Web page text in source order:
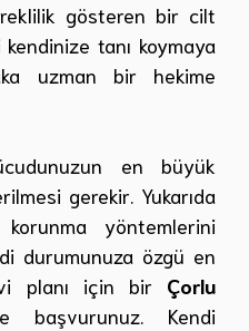
gösteren bir cilt
tanı koymaya
uzman bir hekime
en büyük
gerekir. Yukarıda
yöntemlerini
durumunuza özgü en
planı için bir Çorlu
başvurunuz. Kendi